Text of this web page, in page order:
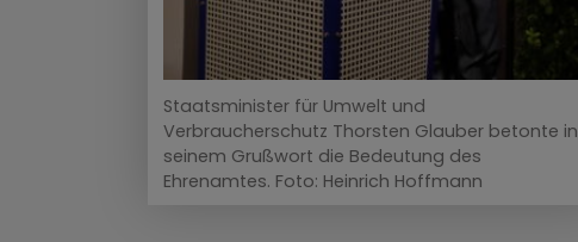
Staatsminister für Umwelt und
Verbraucherschutz Thorsten Glauber betonte in
seinem Grußwort die Bedeutung des
Ehrenamtes. Foto: Heinrich Hoffmann